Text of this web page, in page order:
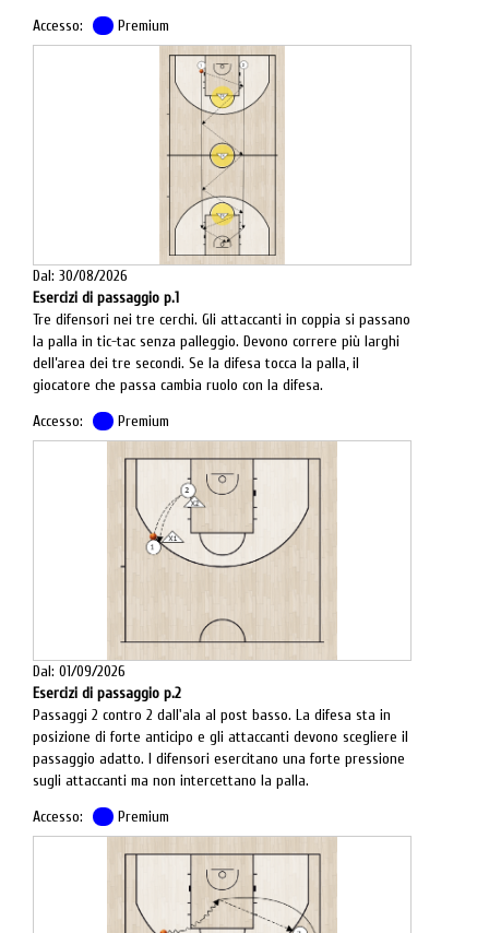
cinque difensori dovranno scattare ciascuno verso un
avversario, chiamandone il nome o il numero di maglia. La
disposizione iniziale dello schieramento d’attacco può essere
variata secondo esigenze.
- Verificare il “close-out” sulla palla.
- Verificare il lato forte ed il lato dell’aiuto non appena la
Accesso: Premium
Dal: 30/08/2026
Esercizi di passaggio p.1
Tre difensori nei tre cerchi. Gli attaccanti in coppia si passano
la palla in tic-tac senza palleggio. Devono correre più larghi
dell’area dei tre secondi. Se la difesa tocca la palla, il
giocatore che passa cambia ruolo con la difesa.
Accesso:
Premium
Dal: 01/09/2026
Esercizi di passaggio p.2
Passaggi 2 contro 2 dall'ala al post basso. La difesa sta in
posizione di forte anticipo e gli attaccanti devono scegliere il
passaggio adatto. I difensori esercitano una forte pressione
sugli attaccanti ma non intercettano la palla.
Accesso:
Premium